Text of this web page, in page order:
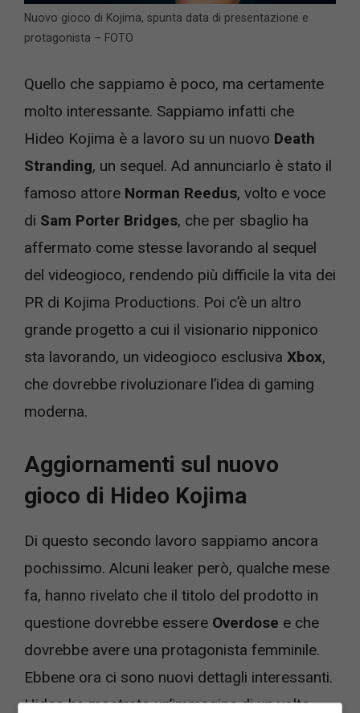
Nuovo gioco di Kojima, spunta data di presentazione e
protagonista – FOTO
Quello che sappiamo è poco, ma certamente
molto interessante. Sappiamo infatti che
Hideo Kojima è a lavoro su un nuovo Death
Stranding, un sequel. Ad annunciarlo è stato il
famoso attore Norman Reedus, volto e voce
di Sam Porter Bridges, che per sbaglio ha
affermato come stesse lavorando al sequel
del videogioco, rendendo più difficile la vita dei
PR di Kojima Productions. Poi c’è un altro
grande progetto a cui il visionario nipponico
sta lavorando, un videogioco esclusiva Xbox,
che dovrebbe rivoluzionare l’idea di gaming
moderna.
Aggiornamenti sul nuovo
gioco di Hideo Kojima
Di questo secondo lavoro sappiamo ancora
pochissimo. Alcuni leaker però, qualche mese
fa, hanno rivelato che il titolo del prodotto in
questione dovrebbe essere Overdose e che
dovrebbe avere una protagonista femminile.
Ebbene ora ci sono nuovi dettagli interessanti.
Hideo ha mostrato un’immagine di un volto